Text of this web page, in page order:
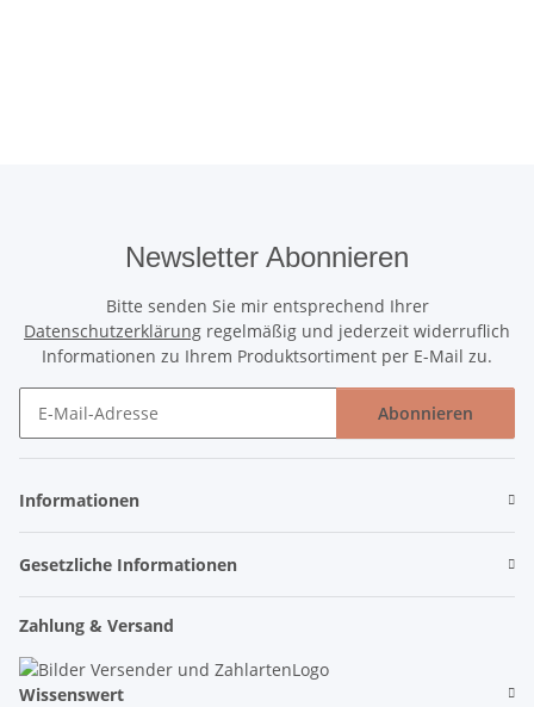
Newsletter Abonnieren
Bitte senden Sie mir entsprechend Ihrer
Datenschutzerklärung regelmäßig und jederzeit widerruflich
Informationen zu Ihrem Produktsortiment per E-Mail zu.
Abonnieren
Informationen
Gesetzliche Informationen
Zahlung & Versand
Wissenswert